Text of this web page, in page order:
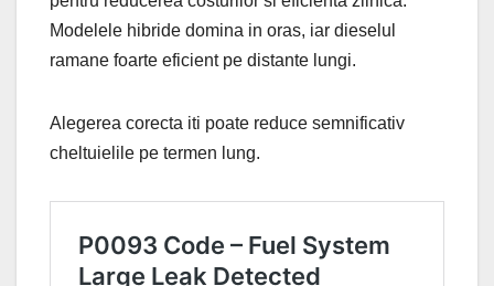
Modelele hibride domina in oras, iar dieselul
ramane foarte eficient pe distante lungi.
Alegerea corecta iti poate reduce semnificativ
cheltuielile pe termen lung.